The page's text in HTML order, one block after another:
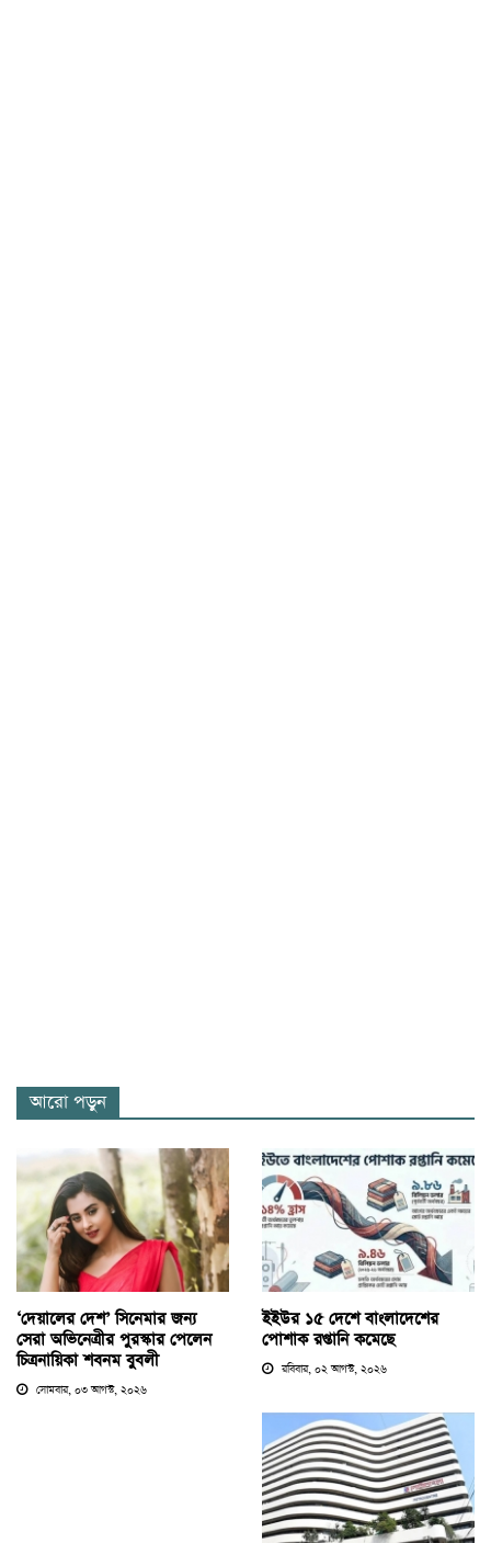
আরো পড়ুন
‘দেয়ালের দেশ’ সিনেমার জন্য
সেরা অভিনেত্রীর পুরস্কার পেলেন
চিত্রনায়িকা শবনম বুবলী
সোমবার, ০৩ আগস্ট, ২০২৬
ইইউর ১৫ দেশে বাংলাদেশের
পোশাক রপ্তানি কমেছে
রবিবার, ০২ আগস্ট, ২০২৬